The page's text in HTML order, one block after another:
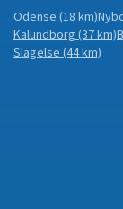
Odense(18 km)
Kalundborg(37 km)
Slagelse(44 km)